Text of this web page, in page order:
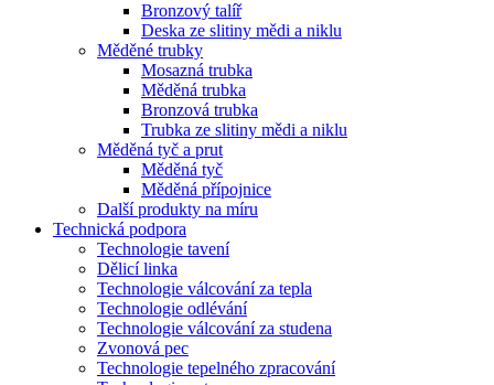
Bronzový talíř
Deska ze slitiny mědi a niklu
Měděné trubky
Mosazná trubka
Měděná trubka
Bronzová trubka
Trubka ze slitiny mědi a niklu
Měděná tyč a prut
Měděná tyč
Měděná přípojnice
Další produkty na míru
Technická podpora
Technologie tavení
Dělicí linka
Technologie válcování za tepla
Technologie odlévání
Technologie válcování za studena
Zvonová pec
Technologie tepelného zpracování